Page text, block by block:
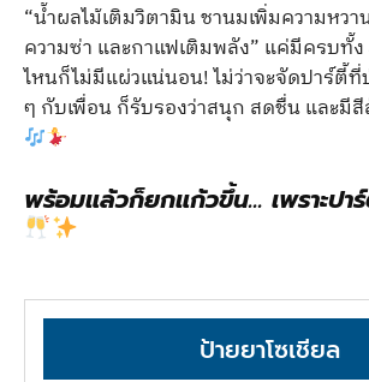
“น้ำผลไม้เติมวิตามิน ชานมเพิ่มความหว
ความซ่า และกาแฟเติมพลัง” แค่มีครบทั้
ไหนก็ไม่มีแผ่วแน่นอน! ไม่ว่าจะจัดปาร์ตี้
ๆ กับเพื่อน ก็รับรองว่าสนุก สดชื่น และมี
พร้อมแล้วก็ยกแก้วขึ้น… เพราะปา
ป้ายยาโซเชียล